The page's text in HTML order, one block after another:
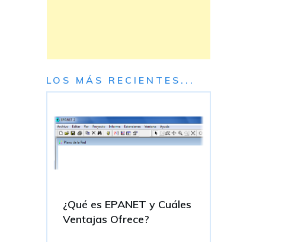
LOS MÁS RECIENTES...
¿Qué es EPANET y Cuáles
Ventajas Ofrece?